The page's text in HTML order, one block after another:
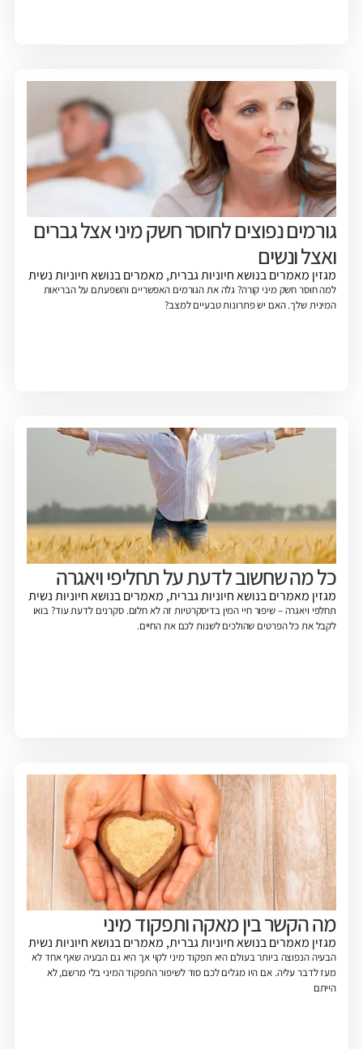
גורמים נפוצים לחוסר חשק מיני אצל גברים
ואצל ונשים
מגזין מאמרים בנושא חיוניות גברית, מאמרים בנושא חיוניות נשית
למה חוסר חשק מיני קורה? גלה את הגורמים האפשריים והשפעתם על הבריאות
המינית שלך. האם יש פתרונות טבעיים למצב?
כל מה שחשוב לדעת על תחליפי ויאגרה
מגזין מאמרים בנושא חיוניות גברית, מאמרים בנושא חיוניות נשית
תחלפי ויאגרה – שיפור חיי המין בדיסקרטיות זה לא חלום. סקרנים לדעת עוד? בואו
לקבל את כל הפרטים שהולכים לשנות לכם את החיים.
מה הקשר בין מאקה ותפקוד מיני
מגזין מאמרים בנושא חיוניות גברית, מאמרים בנושא חיוניות נשית
הבעיה הנפוצה ביותר בעולם היא תפקוד מיני לקוי אך היא גם הבעיה שאף אחד לא
מעז לדבר עליה. אם היו מגלים לכם סוד לשיפור התפקוד המיני בלי מרשם, לא
הייתם